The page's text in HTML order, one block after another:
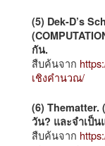
(5) Dek-D’s
กัน.
สืบค้นจาก
เชิงคำนวณ/
(6) Thematter.
วัน? และจำเป็
สืบค้นจาก